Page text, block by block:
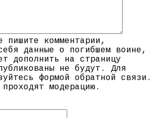
пишите комментарии,
данные о погибшем воине,
дополнить на страницу
не будут. Для
формой обратной связи.
модерацию.